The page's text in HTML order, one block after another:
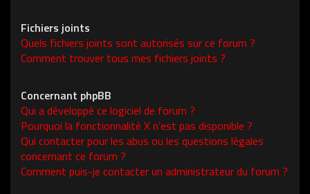
Fichiers joints
Quels fichiers joints sont autorisés sur ce forum ?
Comment trouver tous mes fichiers joints ?
Concernant phpBB
Qui a développé ce logiciel de forum ?
Pourquoi la fonctionnalité X n’est pas disponible ?
Qui contacter pour les abus ou les questions légales
concernant ce forum ?
Comment puis-je contacter un administrateur du forum ?